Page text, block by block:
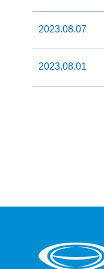
2023.08.07
2023.08.01